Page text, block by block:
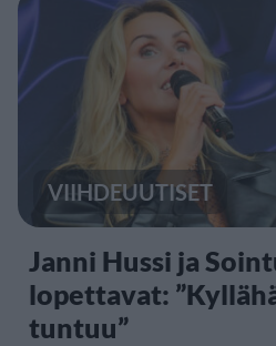
VIIHDEUUTISET
Janni Hussi ja
lopettavat:
tuntuu”